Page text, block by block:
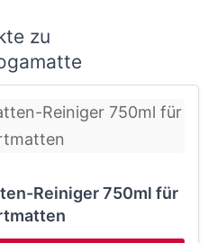
zu
Reiniger 750ml für